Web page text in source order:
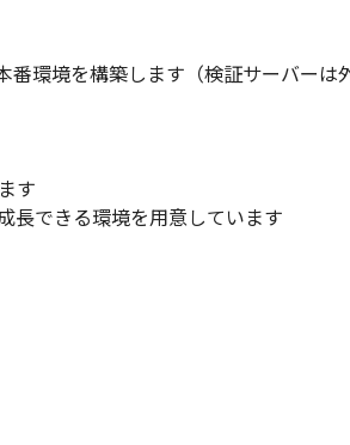
環境を構築します（検証サーバー
す
長できる環境を用意しています